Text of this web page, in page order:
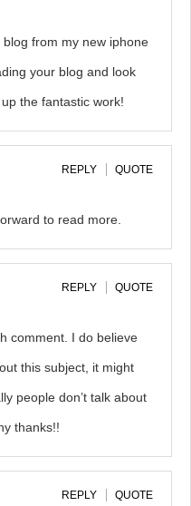
blog from my new iphone
your blog and look
the fantastic work!
REPLY QUOTE
to read more.
REPLY QUOTE
comment. I do believe
this subject, it might
people don’t talk about
thanks!!
REPLY QUOTE